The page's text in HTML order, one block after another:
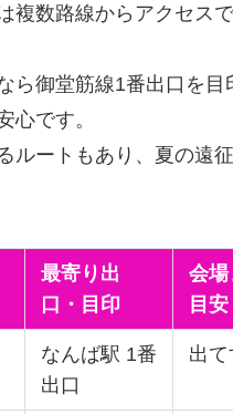
複数路線からアクセス
ら御堂筋線1番出口を目
心です。
ルートもあり、夏の遠
最寄り出
口・目印
会場
目安
なんば駅 1番
出口
出て